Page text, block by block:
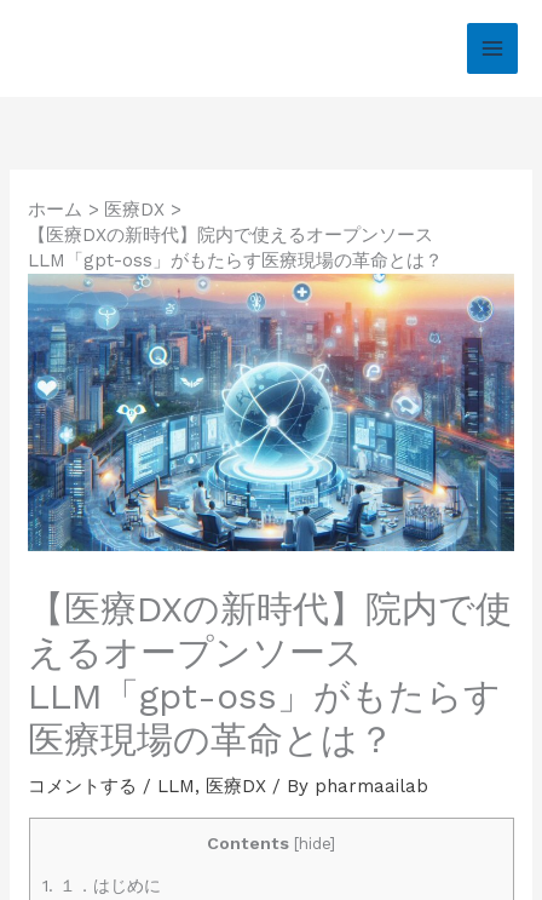
ホーム
医療DX
【医療DXの新時代】院内で使えるオープンソース
LLM「gpt-oss」がもたらす医療現場の革命とは？
【医療DXの新時代】院内で使
えるオープンソース
LLM「gpt-oss」がもたらす
医療現場の革命とは？
コメントする / LLM, 医療DX / By pharmaailab
Contents [hide]
1. １．はじめに